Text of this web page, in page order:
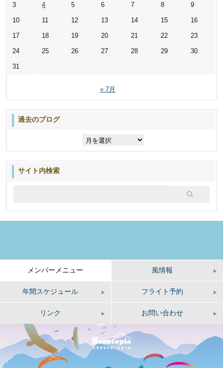
3 4 5 6 7 8 9
10 11 12 13 14 15 16
17 18 19 20 21 22 23
24 25 26 27 28 29 30
31
« 7月
過去のブログ
サイト内検索
メンバーメニュー 風情報
年間スケジュール フライト予約
リンク お問い合わせ